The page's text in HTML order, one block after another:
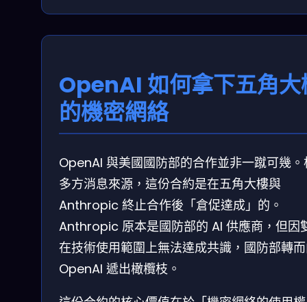
OpenAI 如何拿下五角大
的機密網絡
OpenAI 與美國國防部的合作並非一蹴可幾。
多方消息來源，這份合約是在五角大樓與
Anthropic 終止合作後「倉促達成」的。
Anthropic 原本是國防部的 AI 供應商，但因
在技術使用範圍上無法達成共識，國防部轉
OpenAI 遞出橄欖枝。